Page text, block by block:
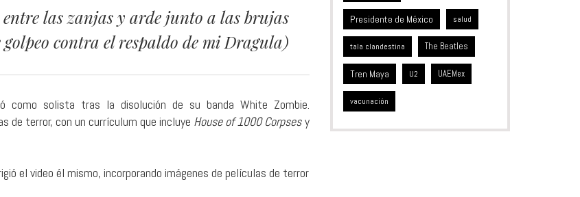
las zanjas y arde junto a las brujas
golpeo contra el respaldo de mi Dragula)
como solista tras la disolución de su banda White Zombie.
de terror, con un currículum que incluye House of 1000 Corpsesy
el video él mismo, incorporando imágenes de películas de terror
Presidente de México salud
tala clandestina The Beatles
Tren Maya U2 UAEMex
vacunación